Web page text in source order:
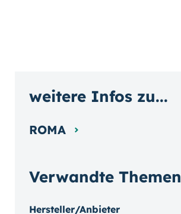
Verwandte Themen
Hersteller/Anbieter
weitere Infos zu...
ROMA